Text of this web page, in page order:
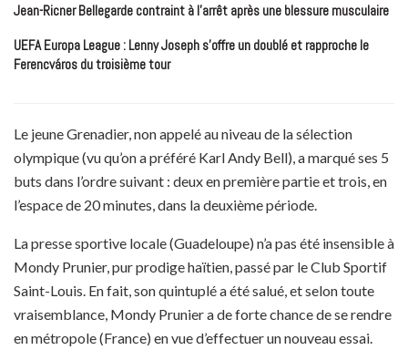
Jean-Ricner Bellegarde contraint à l’arrêt après une blessure musculaire
UEFA Europa League : Lenny Joseph s’offre un doublé et rapproche le
Ferencváros du troisième tour
Le jeune Grenadier, non appelé au niveau de la sélection
olympique (vu qu’on a préféré Karl Andy Bell), a marqué ses 5
buts dans l’ordre suivant : deux en première partie et trois, en
l’espace de 20 minutes, dans la deuxième période.
La presse sportive locale (Guadeloupe) n’a pas été insensible à
Mondy Prunier, pur prodige haïtien, passé par le Club Sportif
Saint-Louis. En fait, son quintuplé a été salué, et selon toute
vraisemblance, Mondy Prunier a de forte chance de se rendre
en métropole (France) en vue d’effectuer un nouveau essai.